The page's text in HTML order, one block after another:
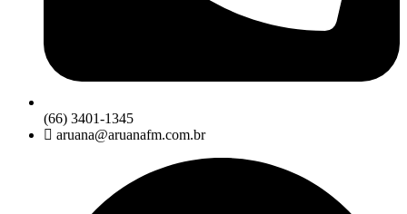
(66) 3401-1345
aruana@aruanafm.com.br